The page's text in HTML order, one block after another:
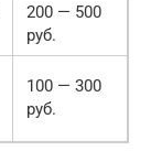
200 — 500
руб.
100 — 300
руб.